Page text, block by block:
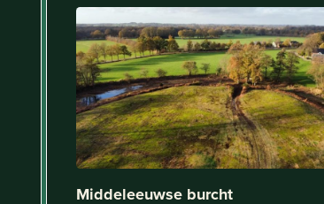
Middeleeuwse burcht